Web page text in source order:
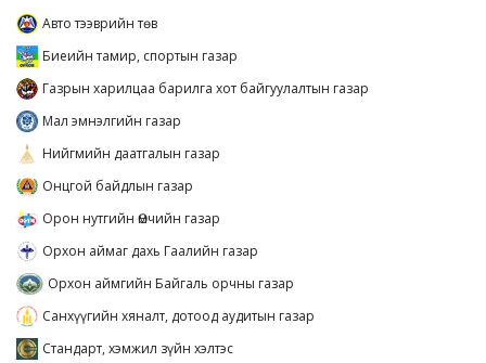
Авто тээврийн төв
Биеийн тамир, спортын газар
Газрын харилцаа барилга хот байгуулалтын газар
Мал эмнэлгийн газар
Нийгмийн даатгалын газар
Онцгой байдлын газар
Орон нутгийн Өмчийн газар
Орхон аймаг дахь Гаалийн газар
Орхон аймгийн Байгаль орчны газар
Санхүүгийн хяналт, дотоод аудитын газар
Стандарт, хэмжил зүйн хэлтэс